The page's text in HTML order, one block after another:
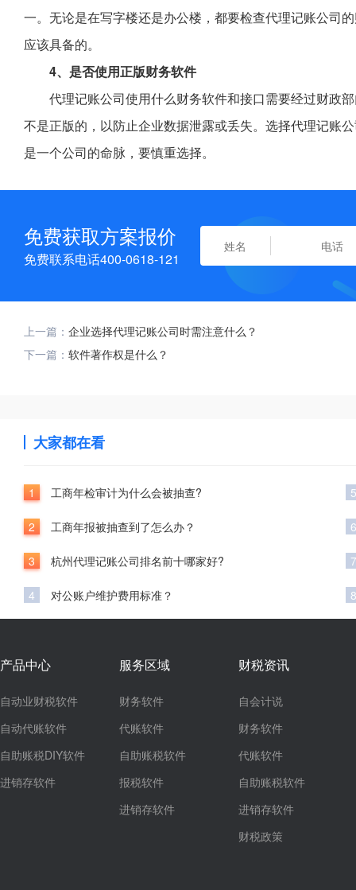
一。无论是在写字楼还是办公楼，都要检查代理记账公司
应该具备的。
4、是否使用正版财务软件
代理记账公司使用什么财务软件和接口需要经过财政
不是正版的，以防止企业数据泄露或丢失。选择代理记账
是一个公司的命脉，要慎重选择。
免费获取方案报价
免费联系电话400-0618-121
上一篇： 企业选择代理记账公司时需注意什么？
下一篇： 软件著作权是什么？
大家都在看
1 工商年检审计为什么会被抽查?
2 工商年报被抽查到了怎么办？
3 杭州代理记账公司排名前十哪家好?
4 对公账户维护费用标准？
5
6
7
8
产品中心
自动业财税软件
自动代账软件
自助账税DIY软件
进销存软件
服务区域
财务软件
代账软件
自助账税软件
报税软件
进销存软件
财税资讯
自会计说
财务软件
代账软件
自助账税软件
进销存软件
财税政策